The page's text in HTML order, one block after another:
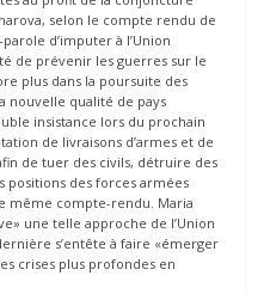
selon le compte rendu de
d’imputer à l’Union
de prévenir les guerres sur le
plus dans la poursuite des
nouvelle qualité de pays
insistance lors du prochain
de livraisons d’armes et de
de tuer des civils, détruire des
des forces armées
même compte-rendu. Maria
une telle approche de l’Union
s’entête à faire «émerger
crises plus profondes en